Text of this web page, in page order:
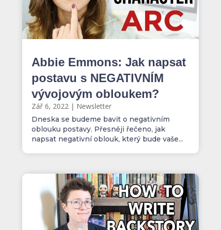
Abbie Emmons: Jak napsat
postavu s NEGATIVNÍM
vývojovým obloukem?
Zář 6, 2022 | Newsletter
Dneska se budeme bavit o negativním
oblouku postavy. Přesněji řečeno, jak
napsat negativní oblouk, který bude vaše...